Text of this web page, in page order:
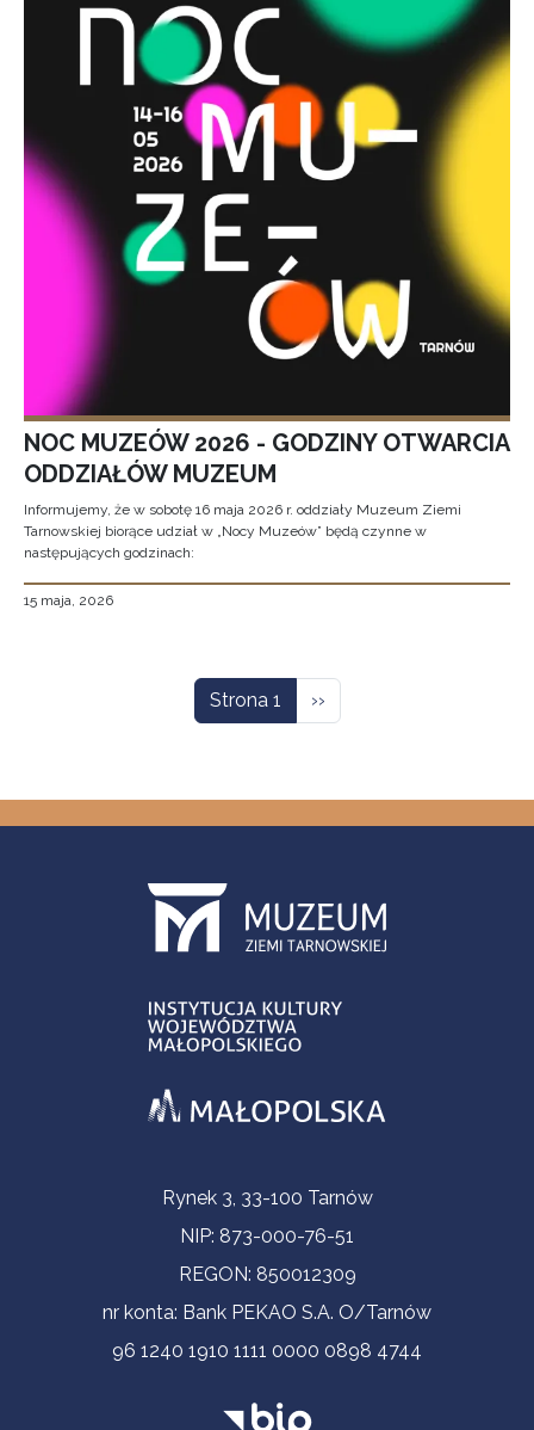
NOC MUZEÓW 2026 - GODZINY OTWARCIA
ODDZIAŁÓW MUZEUM
Informujemy, że w sobotę 16 maja 2026 r. oddziały Muzeum Ziemi
Tarnowskiej biorące udział w „Nocy Muzeów” będą czynne w
następujących godzinach:
15 maja, 2026
Strona 1 Następna strona
››
Informacje kontaktoweRynek 3, 33-100 Tarnów
NIP: 873-000-76-51
REGON: 850012309
nr konta: Bank PEKAO S.A. O/Tarnów
96 1240 1910 1111 0000 0898 4744